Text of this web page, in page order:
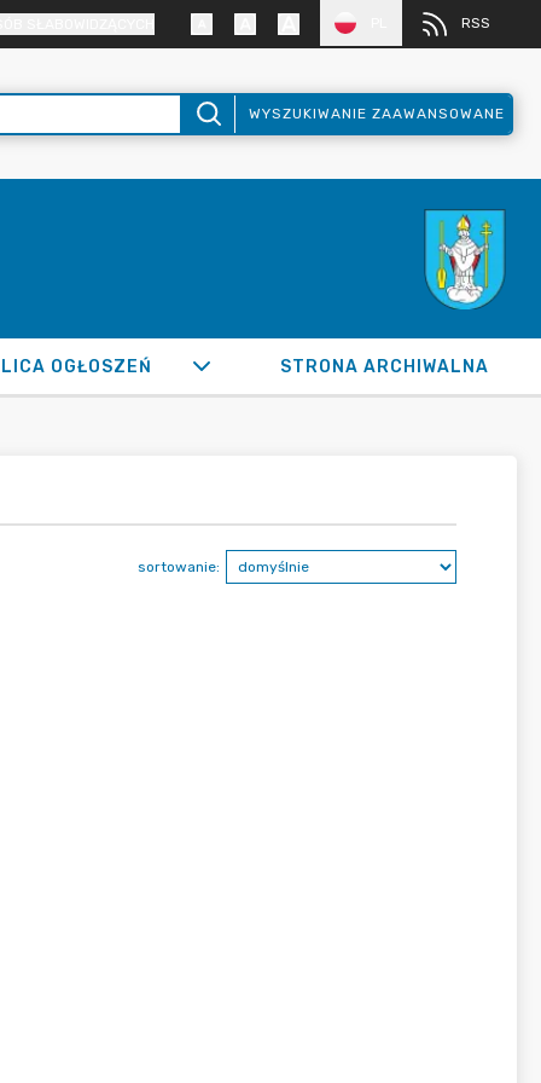
RSS
WYSZUKIWANIE ZAAWANSOWANE
OGŁOSZEŃ STRONA ARCHIWALNA
sortowanie: